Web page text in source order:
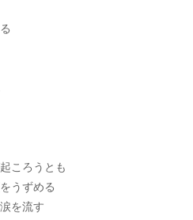
ころうとも
うずめる
を流す